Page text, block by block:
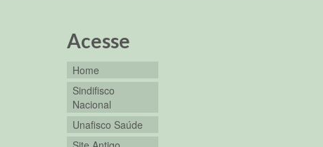
Acesse
Home
Sindifisco
Nacional
Unafisco Saúde